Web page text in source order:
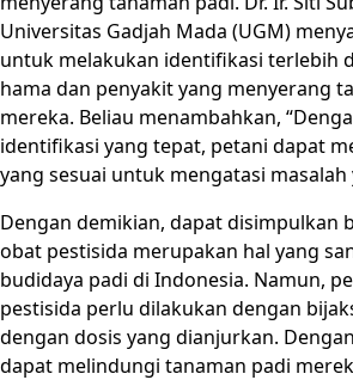
Universitas Gadjah Mada (UGM)
untuk melakukan identifikasi terlebih
hama dan penyakit yang menyerang
mereka. Beliau menambahkan,
identifikasi yang tepat, petani dapat
yang sesuai untuk mengatasi masalah
Dengan demikian, dapat disimpulkan
obat pestisida merupakan hal yang
budidaya padi di Indonesia. Namun,
pestisida perlu dilakukan dengan
dengan dosis yang dianjurkan.
dapat melindungi tanaman padi